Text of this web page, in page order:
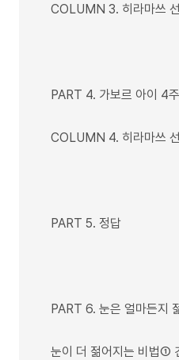
COLUMN 3. 히라마쓰
PART 4. 가보르 아이 4
COLUMN 4. 히라마쓰
PART 5. 정답
PART 6. 눈은 얼마든지
눈이 더 젊어지는 비법①